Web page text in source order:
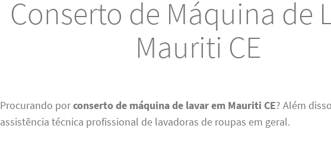
Conserto de Máquina de
Mauriti CE
Procurando porconserto de máquina de lavar em Mauriti CE? Além
assistência técnica profissional de lavadoras de roupas em geral.